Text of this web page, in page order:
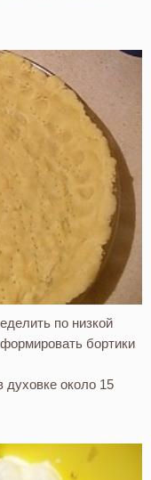
по низкой
бортики
духовке около 15